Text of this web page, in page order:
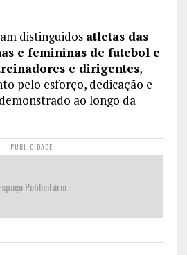
distinguidos atletas das
e femininas de futebol e
e dirigentes,
pelo esforço, dedicação e
ao longo da
PUBLICIDADE
Publicitário